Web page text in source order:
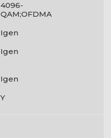
4096-
QAM;OFDMA
Igen
Igen
Igen
Y